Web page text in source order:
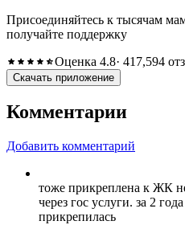
Присоединяйтесь к тысячам
получайте поддержку
Оценка 4.8· 417,594
Скачать приложение
Комментарии
Добавить комментарий
тоже прикреплена к ЖК
через гос услуги. за 2
прикрепилась